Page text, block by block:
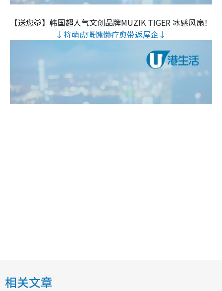
【送您🐯】韩国超人气文创品牌MUZIK TIGER 冰感风扇！
↓将萌虎嘅慵懒疗愈带返屋企↓
相关文章